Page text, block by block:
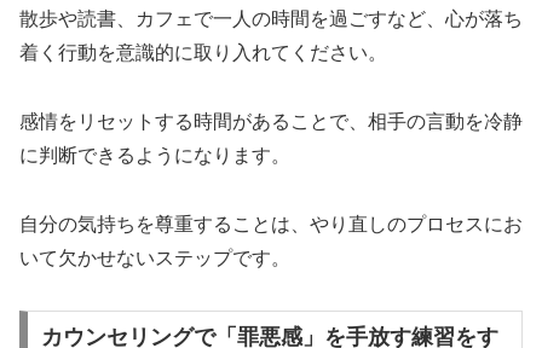
散歩や読書、カフェで一人の時間を過ごすなど、心が落ち
着く行動を意識的に取り入れてください。
感情をリセットする時間があることで、相手の言動を冷静
に判断できるようになります。
自分の気持ちを尊重することは、やり直しのプロセスにお
いて欠かせないステップです。
カウンセリングで「罪悪感」を手放す練習をす